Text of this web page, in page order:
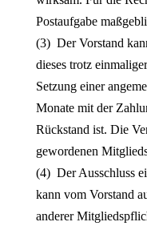
Postaufgabe
(3) Der Vorstand
dieses trotz
Setzung einer
Monate mit der
Rückstand ist. Die
gewordenen
(4) Der Ausschluss
kann vom Vorstand
anderer